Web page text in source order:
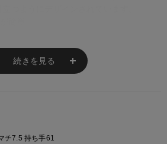
クト
続きを見る
チ7.5 持ち手61